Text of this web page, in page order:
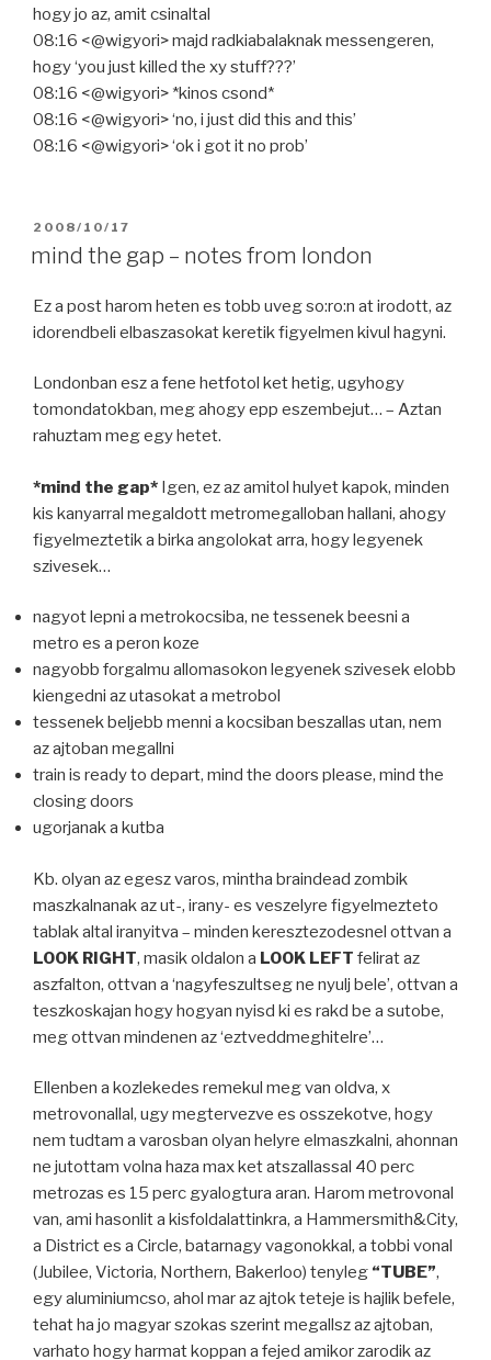
hogy jo az, amit csinaltal
08:16 <@wigyori> majd radkiabalaknak messengeren,
hogy ‘you just killed the xy stuff???’
08:16 <@wigyori> *kinos csond*
08:16 <@wigyori> ‘no, i just did this and this’
08:16 <@wigyori> ‘ok i got it no prob’
POSTED
ON
2008/10/17
mind the gap – notes from london
Ez a post harom heten es tobb uveg so:ro:n at irodott, az
idorendbeli elbaszasokat keretik figyelmen kivul hagyni.
Londonban esz a fene hetfotol ket hetig, ugyhogy
tomondatokban, meg ahogy epp eszembejut… – Aztan
rahuztam meg egy hetet.
*mind the gap* Igen, ez az amitol hulyet kapok, minden
kis kanyarral megaldott metromegalloban hallani, ahogy
figyelmeztetik a birka angolokat arra, hogy legyenek
szivesek…
nagyot lepni a metrokocsiba, ne tessenek beesni a
metro es a peron koze
nagyobb forgalmu allomasokon legyenek szivesek elobb
kiengedni az utasokat a metrobol
tessenek beljebb menni a kocsiban beszallas utan, nem
az ajtoban megallni
train is ready to depart, mind the doors please, mind the
closing doors
ugorjanak a kutba
Kb. olyan az egesz varos, mintha braindead zombik
maszkalnanak az ut-, irany- es veszelyre figyelmezteto
tablak altal iranyitva – minden keresztezodesnel ottvan a
LOOK RIGHT, masik oldalon a LOOK LEFT felirat az
aszfalton, ottvan a ‘nagyfeszultseg ne nyulj bele’, ottvan a
teszkoskajan hogy hogyan nyisd ki es rakd be a sutobe,
meg ottvan mindenen az ‘eztveddmeghitelre’…
Ellenben a kozlekedes remekul meg van oldva, x
metrovonallal, ugy megtervezve es osszekotve, hogy
nem tudtam a varosban olyan helyre elmaszkalni, ahonnan
ne jutottam volna haza max ket atszallassal 40 perc
metrozas es 15 perc gyalogtura aran. Harom metrovonal
van, ami hasonlit a kisfoldalattinkra, a Hammersmith&City,
a District es a Circle, batarnagy vagonokkal, a tobbi vonal
(Jubilee, Victoria, Northern, Bakerloo) tenyleg “TUBE”,
egy aluminiumcso, ahol mar az ajtok teteje is hajlik befele,
tehat ha jo magyar szokas szerint megallsz az ajtoban,
varhato hogy harmat koppan a fejed amikor zarodik az